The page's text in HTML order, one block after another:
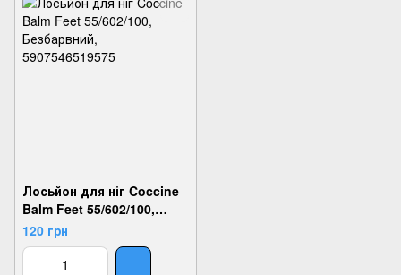
Лосьйон для ніг Coccine
Balm Feet 55/602/100,
Безбарвний,
5907546519575
120 грн